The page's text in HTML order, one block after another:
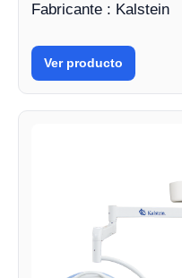
Fabricante : Kalstein
Ver producto